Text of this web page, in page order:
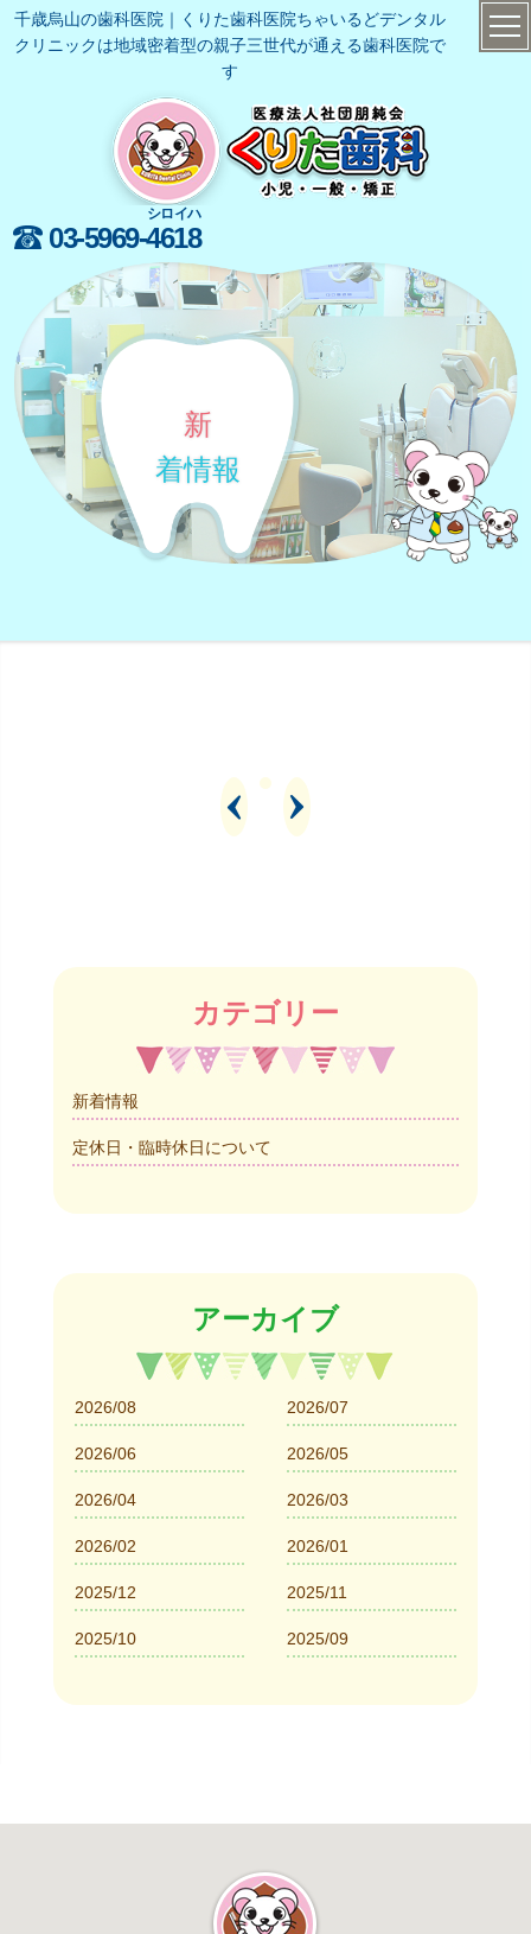
千歳烏山の歯科医院｜くりた歯科医院ちゃいるどデンタル
クリニックは地域密着型の親子三世代が通える歯科医院で
す
03-5969-4618
シロイハ
新
着情報
カテゴリー
新着情報
定休日・臨時休日について
アーカイブ
2026/08 2026/07
2026/06 2026/05
2026/04 2026/03
2026/02 2026/01
2025/12 2025/11
2025/10 2025/09